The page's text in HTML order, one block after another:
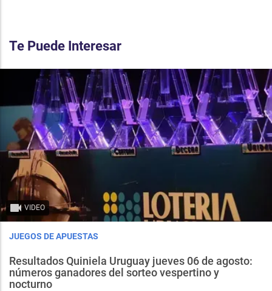
Te Puede Interesar
VIDEO
JUEGOS DE APUESTAS
Resultados Quiniela Uruguay jueves 06 de agosto:
números ganadores del sorteo vespertino y
nocturno